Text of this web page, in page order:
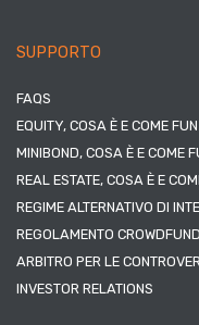
SUPPORTO
FAQS
EQUITY, COSA È E COME
MINIBOND, COSA È E COME
REAL ESTATE, COSA È E
REGIME ALTERNATIVO DI
REGOLAMENTO
ARBITRO PER LE
INVESTOR RELATIONS